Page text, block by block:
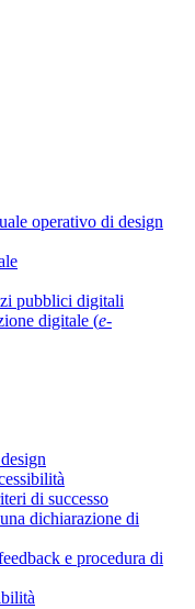
operativo di design
pubblici digitali
digitale (e-
di successo
dichiarazione di
e procedura di